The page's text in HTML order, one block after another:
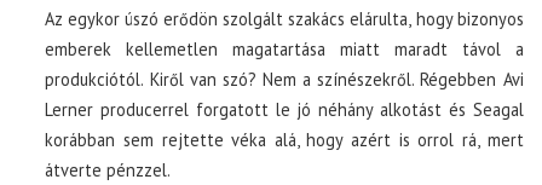
Az egykor úszó erődön szolgált szakács elárulta, hogy bizonyos
emberek kellemetlen magatartása miatt maradt távol a
produkciótól. Kiről van szó? Nem a színészekről. Régebben Avi
Lerner producerrel forgatott le jó néhány alkotást és Seagal
korábban sem rejtette véka alá, hogy azért is orrol rá, mert
átverte pénzzel.